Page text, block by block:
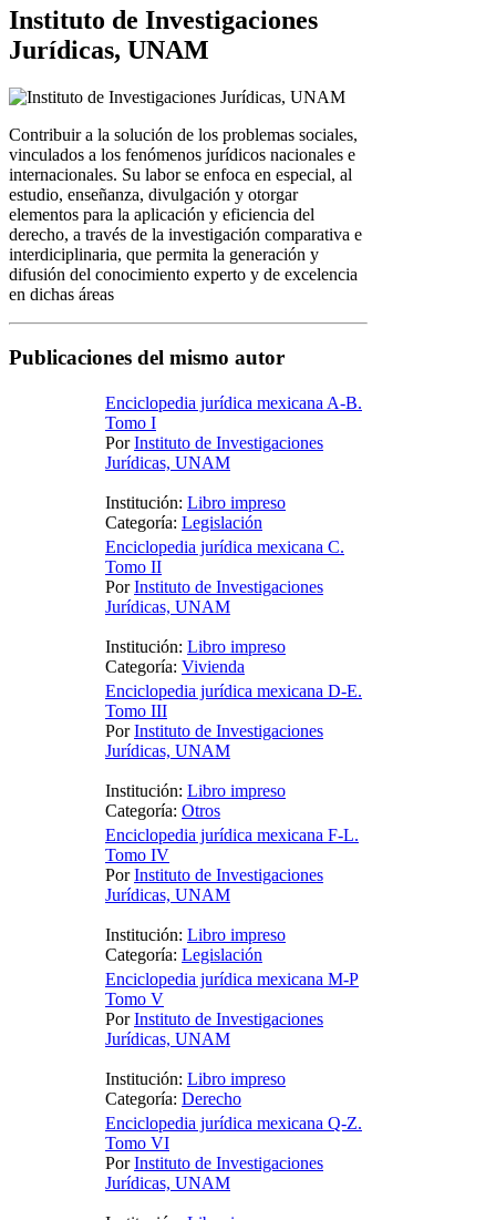
Instituto de Investigaciones
Jurídicas, UNAM
Contribuir a la solución de los problemas sociales,
vinculados a los fenómenos jurídicos nacionales e
internacionales. Su labor se enfoca en especial, al
estudio, enseñanza, divulgación y otorgar
elementos para la aplicación y eficiencia del
derecho, a través de la investigación comparativa e
interdiciplinaria, que permita la generación y
difusión del conocimiento experto y de excelencia
en dichas áreas
Publicaciones del mismo autor
Enciclopedia jurídica mexicana A-B.
Tomo I
PorInstituto de Investigaciones
Jurídicas, UNAM
Institución: Libro impreso
Categoría: Legislación
Enciclopedia jurídica mexicana C.
Tomo II
PorInstituto de Investigaciones
Jurídicas, UNAM
Institución: Libro impreso
Categoría: Vivienda
Enciclopedia jurídica mexicana D-E.
Tomo III
PorInstituto de Investigaciones
Jurídicas, UNAM
Institución: Libro impreso
Categoría: Otros
Enciclopedia jurídica mexicana F-L.
Tomo IV
PorInstituto de Investigaciones
Jurídicas, UNAM
Institución: Libro impreso
Categoría: Legislación
Enciclopedia jurídica mexicana M-P
Tomo V
PorInstituto de Investigaciones
Jurídicas, UNAM
Institución: Libro impreso
Categoría: Derecho
Enciclopedia jurídica mexicana Q-Z.
Tomo VI
PorInstituto de Investigaciones
Jurídicas, UNAM